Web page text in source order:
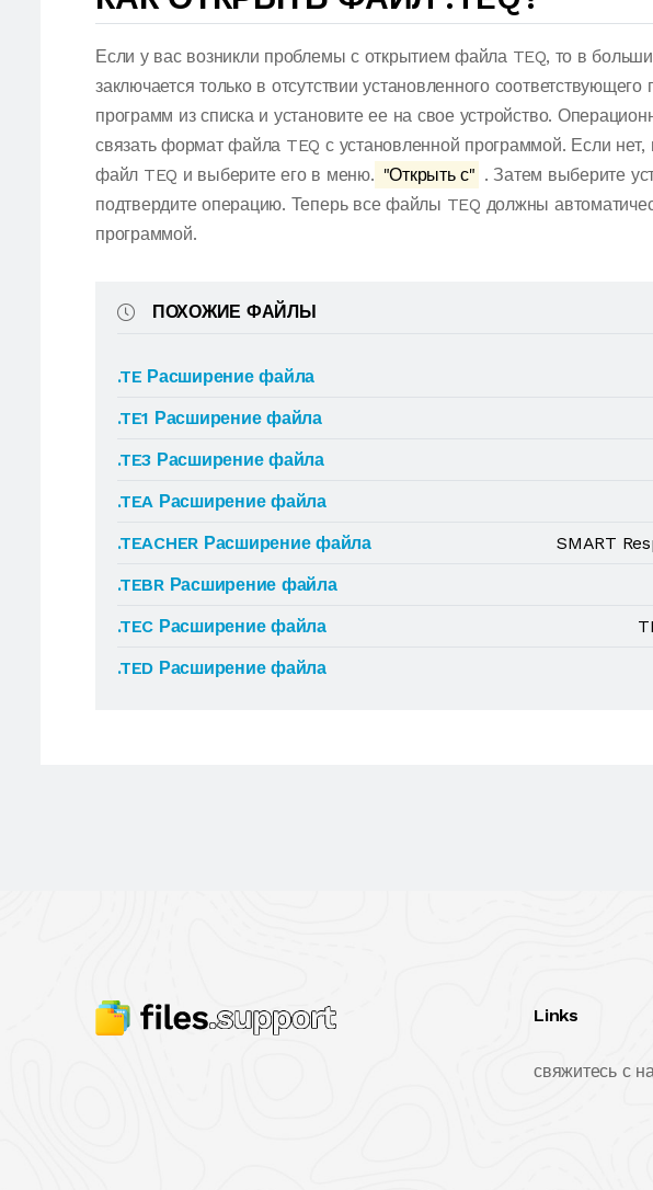
Если у вас возникли проблемы с открытием файла TEQ, то в
заключается только в отсутствии установленного
программ из списка и установите ее на свое устройство.
связать формат файла TEQ с установленной программой. Если
файл TEQ и выберите его в меню. "Открыть с" . Затем выберите
подтвердите операцию. Теперь все файлы TEQ должны
программой.
ПОХОЖИЕ ФАЙЛЫ
.TE Расширение файла
.TE1 Расширение файла
.TE3 Расширение файла
.TEA Расширение файла
.TEACHER Расширение файла
SMART
.TEBR Расширение файла
.TEC Расширение файла
.TED Расширение файла
Links
свяжитесь с